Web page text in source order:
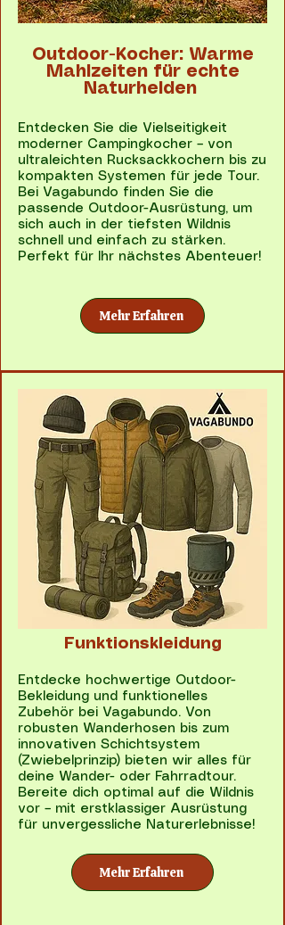
Outdoor-Kocher: Warme
Mahlzeiten für echte
Naturhelden
Entdecken Sie die Vielseitigkeit
moderner Campingkocher – von
ultraleichten Rucksackkochern bis zu
kompakten Systemen für jede Tour.
Bei Vagabundo finden Sie die
passende Outdoor-Ausrüstung, um
sich auch in der tiefsten Wildnis
schnell und einfach zu stärken.
Perfekt für Ihr nächstes Abenteuer!
Mehr Erfahren
Funktionskleidung
Entdecke hochwertige Outdoor-
Bekleidung und funktionelles
Zubehör bei Vagabundo. Von
robusten Wanderhosen bis zum
innovativen Schichtsystem
(Zwiebelprinzip) bieten wir alles für
deine Wander- oder Fahrradtour.
Bereite dich optimal auf die Wildnis
vor – mit erstklassiger Ausrüstung
für unvergessliche Naturerlebnisse!
Mehr Erfahren